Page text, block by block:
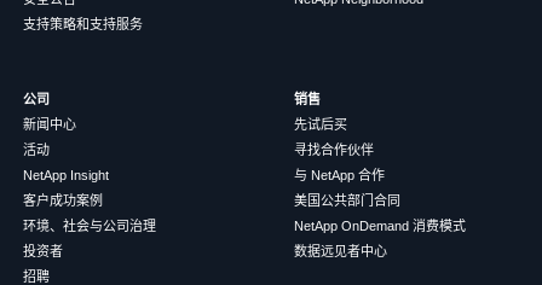
支持策略和支持服务
公司
新闻中心
活动
NetApp Insight
客户成功案例
环境、社会与公司治理
投资者
招聘
销售
先试后买
寻找合作伙伴
与 NetApp 合作
美国公共部门合同
NetApp OnDemand 消费模式
数据远见者中心